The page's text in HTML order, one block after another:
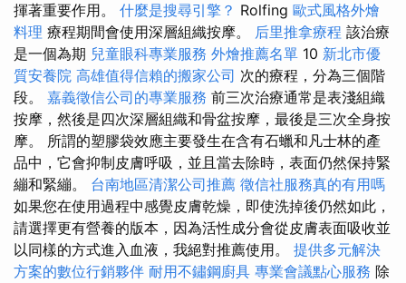
揮著重要作用。 什麼是搜尋引擎？ Rolfing 歐式風格外燴
料理 療程期間會使用深層組織按摩。 后里推拿療程 該治療
是一個為期 兒童眼科專業服務 外燴推薦名單 10 新北市優
質安養院 高雄值得信賴的搬家公司 次的療程，分為三個階
段。 嘉義徵信公司的專業服務 前三次治療通常是表淺組織
按摩，然後是四次深層組織和骨盆按摩，最後是三次全身按
摩。 所謂的塑膠袋效應主要發生在含有石蠟和凡士林的產
品中，它會抑制皮膚呼吸，並且當去除時，表面仍然保持緊
繃和緊繃。 台南地區清潔公司推薦 徵信社服務真的有用嗎
如果您在使用過程中感覺皮膚乾燥，即使洗掉後仍然如此，
請選擇更有營養的版本，因為活性成分會從皮膚表面吸收並
以同樣的方式進入血液，我絕對推薦使用。 提供多元解決
方案的數位行銷夥伴 耐用不鏽鋼廚具 專業會議點心服務 除